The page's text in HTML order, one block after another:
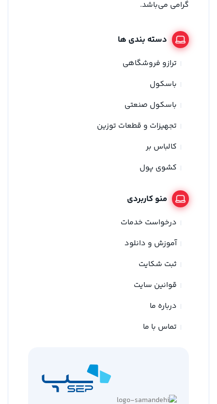
گرامی می‌باشد.
دسته بندی ها
ترازو فروشگاهی
باسکول
باسکول صنعتی
تجهیزات و قطعات توزین
کالباس بر
کشوی پول
منو کاربردی
درخواست خدمات
آموزش و دانلود
ثبت شکایت
قوانین سایت
درباره ما
تماس با ما